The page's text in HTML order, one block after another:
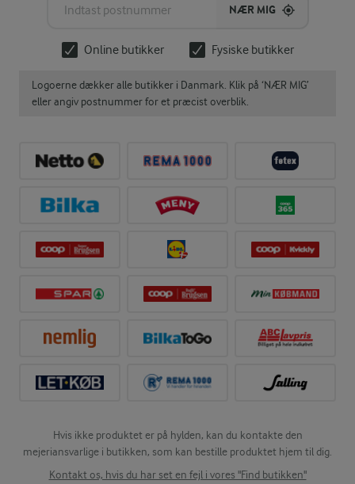
NÆR MIG
Online butikker Fysiske butikker
Logoerne dækker alle butikker i Danmark. Klik på ‘NÆR MIG’
eller angiv postnummer for et præcist overblik.
Hvis ikke produktet er på hylden, kan du kontakte den
mejeriansvarlige i butikken, som kan bestille produktet hjem til dig.
Kontakt os, hvis du har set en fejl i vores "Find butikken"